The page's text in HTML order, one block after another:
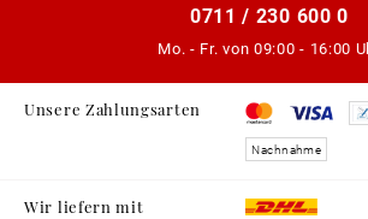
0711 / 230 600 0
Mo. - Fr. von 09:00 - 16:00
Unsere Zahlungsarten
Nachnahme
Wir liefern mit